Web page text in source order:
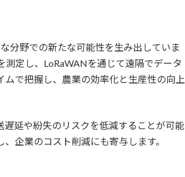
分野での新たな可能性を生み出していま
定し、LoRaWANを通じて遠隔でデータ
で把握し、農業の効率化と生産性の向上
延や紛失のリスクを低減することが可能
企業のコスト削減にも寄与します。